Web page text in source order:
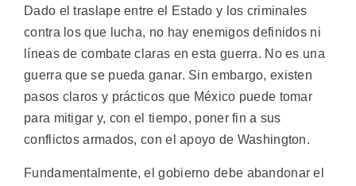
Dado el traslape entre el Estado y los criminales
contra los que lucha, no hay enemigos definidos ni
líneas de combate claras en esta guerra. No es una
guerra que se pueda ganar. Sin embargo, existen
pasos claros y prácticos que México puede tomar
para mitigar y, con el tiempo, poner fin a sus
conflictos armados, con el apoyo de Washington.
Fundamentalmente, el gobierno debe abandonar el